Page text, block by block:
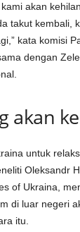
akan
takut kembali,
kata komisi
dengan
akan
untuk
Oleksandr
of Ukraina,
di luar negeri
itu.